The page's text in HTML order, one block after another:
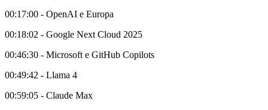
00:17:00 - OpenAI e Europa
00:18:02 - Google Next Cloud 2025
00:46:30 - Microsoft e GitHub Copilots
00:49:42 - Llama 4
00:59:05 - Claude Max